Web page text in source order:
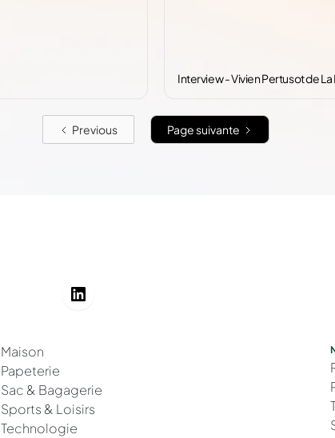
Interview - Vivien Pertusot de La
Previous Page suivante
Maison
Papeterie
Sac & Bagagerie
Sports & Loisirs
Technologie